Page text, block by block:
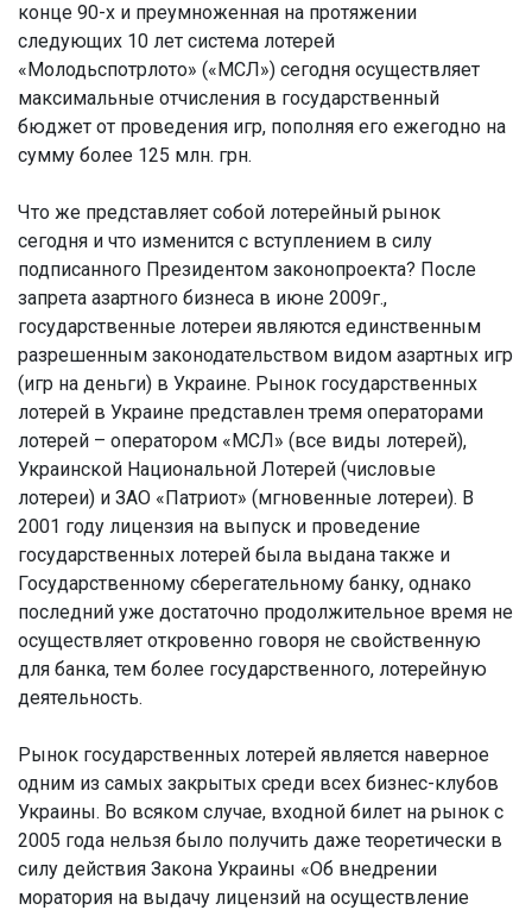
конце 90-х и преумноженная на протяжении
следующих 10 лет система лотерей
«Молодьспотрлото» («МСЛ») сегодня осуществляет
максимальные отчисления в государственный
бюджет от проведения игр, пополняя его ежегодно на
сумму более 125 млн. грн.
Что же представляет собой лотерейный рынок
сегодня и что изменится с вступлением в силу
подписанного Президентом законопроекта? После
запрета азартного бизнеса в июне 2009г.,
государственные лотереи являются единственным
разрешенным законодательством видом азартных игр
(игр на деньги) в Украине. Рынок государственных
лотерей в Украине представлен тремя операторами
лотерей – оператором «МСЛ» (все виды лотерей),
Украинской Национальной Лотерей (числовые
лотереи) и ЗАО «Патриот» (мгновенные лотереи). В
2001 году лицензия на выпуск и проведение
государственных лотерей была выдана также и
Государственному сберегательному банку, однако
последний уже достаточно продолжительное время не
осуществляет откровенно говоря не свойственную
для банка, тем более государственного, лотерейную
деятельность.
Рынок государственных лотерей является наверное
одним из самых закрытых среди всех бизнес-клубов
Украины. Во всяком случае, входной билет на рынок с
2005 года нельзя было получить даже теоретически в
силу действия Закона Украины «Об внедрении
моратория на выдачу лицензий на осуществление